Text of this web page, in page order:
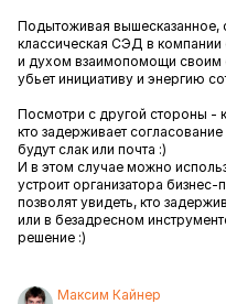
Подытоживая вышесказанное,
классическая СЭД в
и духом взаимопомощи
убьет инициативу и энергию
Посмотри с другой стороны -
кто задерживает
будут слак или почта :)
И в этом случае можно
устроит организатора
позволят увидеть, кто
или в безадресном
решение :)
Максим Кайнер